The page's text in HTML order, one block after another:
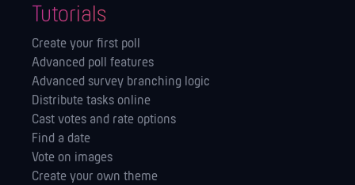
Tutorials
Create your first poll
Advanced poll features
Advanced survey branching logic
Distribute tasks online
Cast votes and rate options
Find a date
Vote on images
Create your own theme